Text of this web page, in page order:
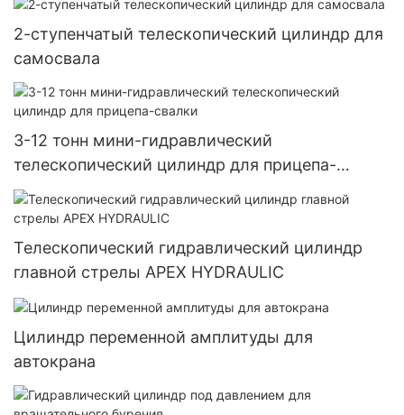
2-ступенчатый телескопический цилиндр для
самосвала
3-12 тонн мини-гидравлический
телескопический цилиндр для прицепа-
свалки
Телескопический гидравлический цилиндр
главной стрелы APEX HYDRAULIC
Цилиндр переменной амплитуды для
автокрана